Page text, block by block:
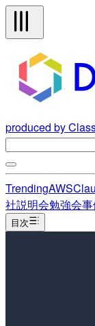
produced by
TrendingAWS
社説明会勉強会
目次